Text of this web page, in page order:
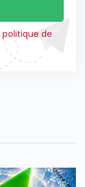
politique de